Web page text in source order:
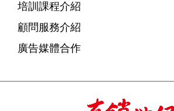
培訓課程介紹
顧問服務介紹
廣告媒體合作